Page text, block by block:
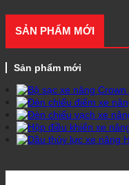
SẢN PHẨM MỚI
Sản phẩm mới